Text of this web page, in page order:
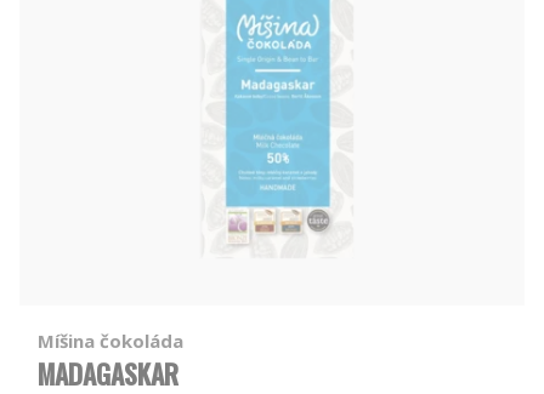
Míšina čokoláda
MADAGASKAR